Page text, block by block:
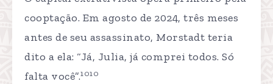
cooptação. Em agosto de 2024, três meses
antes de seu assassinato, Morstadt teria
dito a ela: “Já, Julia, já comprei todos. Só
falta você”.1010